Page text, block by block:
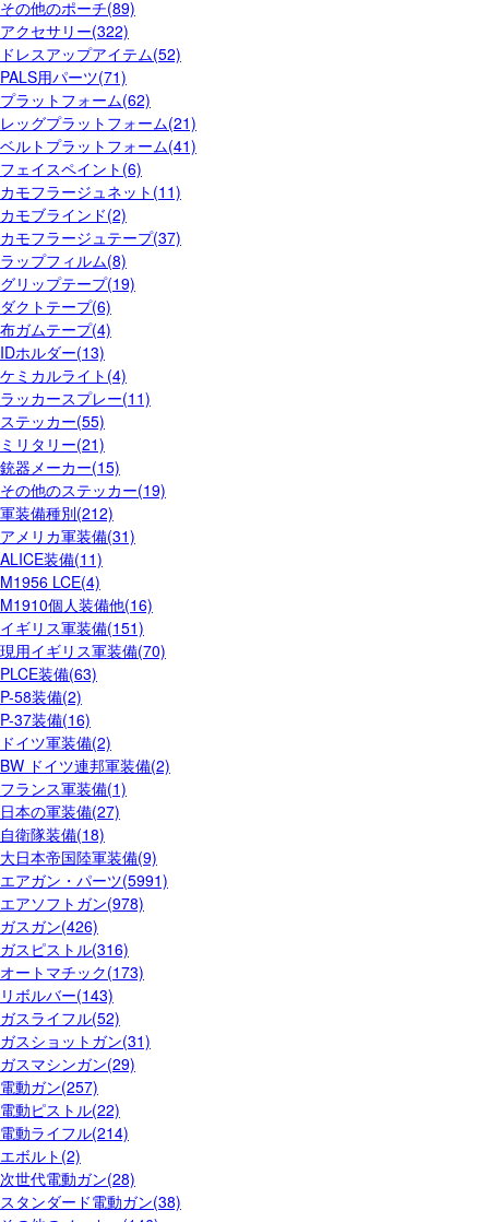
その他のポーチ(89)
アクセサリー(322)
ドレスアップアイテム(52)
PALS用パーツ(71)
プラットフォーム(62)
レッグプラットフォーム(21)
ベルトプラットフォーム(41)
フェイスペイント(6)
カモフラージュネット(11)
カモブラインド(2)
カモフラージュテープ(37)
ラップフィルム(8)
グリップテープ(19)
ダクトテープ(6)
布ガムテープ(4)
IDホルダー(13)
ケミカルライト(4)
ラッカースプレー(11)
ステッカー(55)
ミリタリー(21)
銃器メーカー(15)
その他のステッカー(19)
軍装備種別(212)
アメリカ軍装備(31)
ALICE装備(11)
M1956 LCE(4)
M1910個人装備他(16)
イギリス軍装備(151)
現用イギリス軍装備(70)
PLCE装備(63)
P-58装備(2)
P-37装備(16)
ドイツ軍装備(2)
BW ドイツ連邦軍装備(2)
フランス軍装備(1)
日本の軍装備(27)
自衛隊装備(18)
大日本帝国陸軍装備(9)
エアガン・パーツ(5991)
エアソフトガン(978)
ガスガン(426)
ガスピストル(316)
オートマチック(173)
リボルバー(143)
ガスライフル(52)
ガスショットガン(31)
ガスマシンガン(29)
電動ガン(257)
電動ピストル(22)
電動ライフル(214)
エボルト(2)
次世代電動ガン(28)
スタンダード電動ガン(38)